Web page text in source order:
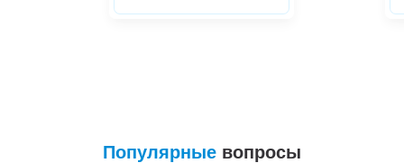
Популярныевопросы